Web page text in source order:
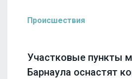
Происшествия
Участковые пункты
Барнаула оснастят